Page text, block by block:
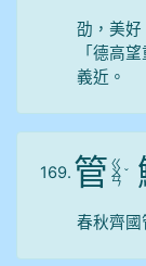
劭，美好
「德高
義近。
169. 管 ㄍ
ㄨ
ㄢ
ˇ
春秋齊國